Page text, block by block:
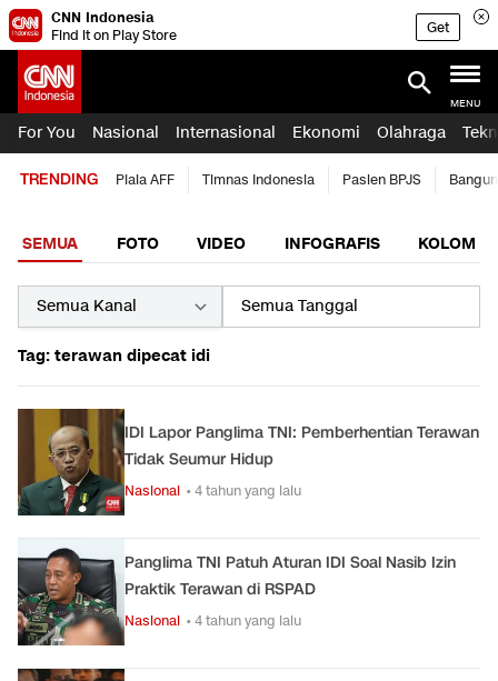
CNN Indonesia
Find it on Play Store
Get
MENU
For You Nasional Internasional Ekonomi Olahraga
TRENDING Piala AFF Timnas Indonesia Pasien BPJS
SEMUA FOTO VIDEO INFOGRAFIS KOLOM
Tag: terawan dipecat idi
IDI Lapor Panglima TNI: Pemberhentian Terawan
Tidak Seumur Hidup
Nasional • 4 tahun yang lalu
Panglima TNI Patuh Aturan IDI Soal Nasib Izin
Praktik Terawan di RSPAD
Nasional • 4 tahun yang lalu